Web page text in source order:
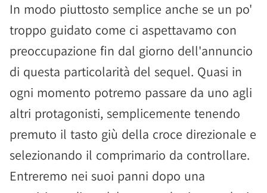
In modo piuttosto semplice anche se un po'
troppo guidato come ci aspettavamo con
preoccupazione fin dal giorno dell'annuncio
di questa particolarità del sequel. Quasi in
ogni momento potremo passare da uno agli
altri protagonisti, semplicemente tenendo
premuto il tasto giù della croce direzionale e
selezionando il comprimario da controllare.
Entreremo nei suoi panni dopo una